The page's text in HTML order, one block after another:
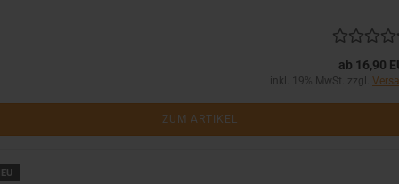
ab 16,90
inkl. 19% MwSt. zzgl.
ZUM ARTIKEL